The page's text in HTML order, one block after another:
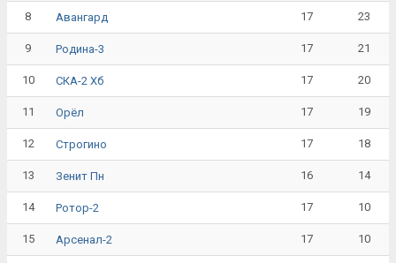
8 Авангард 17 23
9 Родина-3 17 21
10 СКА-2 Хб 17 20
11 Орёл 17 19
12 Строгино 17 18
13 Зенит Пн 16 14
14 Ротор-2 17 10
15 Арсенал-2 17 10